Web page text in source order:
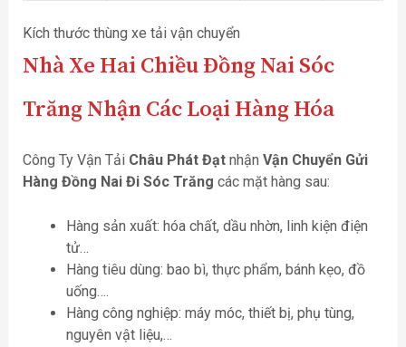
Kích thước thùng xe tải vận chuyển
Nhà Xe Hai Chiều Đồng Nai Sóc
Trăng Nhận Các Loại Hàng Hóa
Công Ty Vận Tải Châu Phát Đạtnhận Vận Chuyển Gửi
Hàng Đồng Nai Đi Sóc Trăng các mặt hàng sau:
Hàng sản xuất: hóa chất, dầu nhờn, linh kiện điện
tử…
Hàng tiêu dùng: bao bì, thực phẩm, bánh kẹo, đồ
uống….
Hàng công nghiệp: máy móc, thiết bị, phụ tùng,
nguyên vật liệu,…